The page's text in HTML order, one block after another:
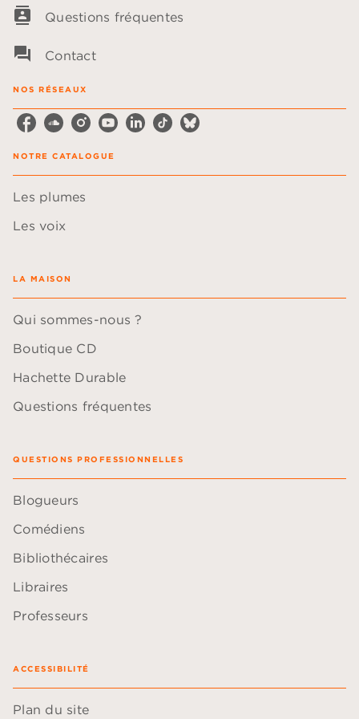
contacts Questions fréquentes
question_answer Contact
NOS RÉSEAUX
NOTRE CATALOGUE
Les plumes
Les voix
LA MAISON
Qui sommes-nous ?
Boutique CD
Hachette Durable
Questions fréquentes
QUESTIONS PROFESSIONNELLES
Blogueurs
Comédiens
Bibliothécaires
Libraires
Professeurs
ACCESSIBILITÉ
Plan du site